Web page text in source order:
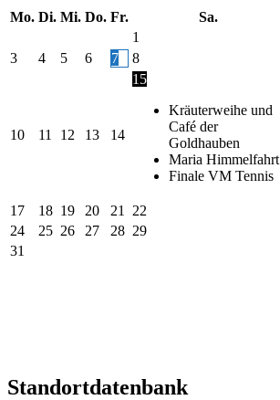
Mo. Di. Mi. Do. Fr. Sa.
1
3
4 5 6 7 8
10 11 12 13 14
15
Kräuterweihe und
Café der
Goldhauben
Maria Himmelfahrt
Finale VM Tennis
17 18 19 20 21 22
24
25 26 27 28 29
31
Standortdatenbank